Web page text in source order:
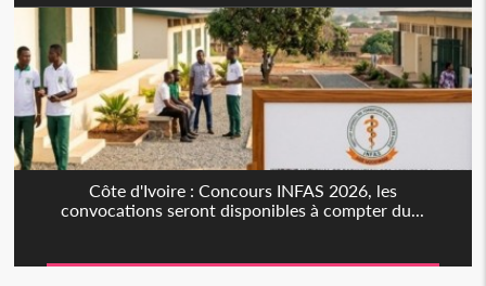
Côte d'Ivoire : Concours INFAS 2026, les
convocations seront disponibles à compter du...